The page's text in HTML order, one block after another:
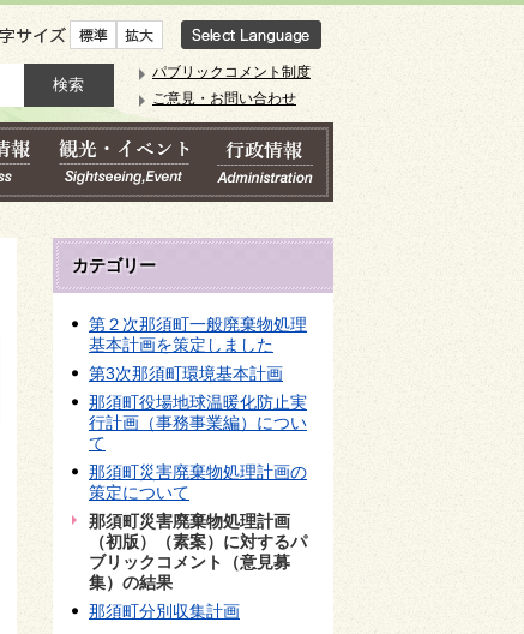
文字サイズ
パブリックコメント制度
ご意見・お問い合わせ
カテゴリー
第２次那須町一般廃棄物処理
基本計画を策定しました
第3次那須町環境基本計画
那須町役場地球温暖化防止実
行計画（事務事業編）につい
て
那須町災害廃棄物処理計画の
策定について
那須町災害廃棄物処理計画
（初版）（素案）に対するパ
ブリックコメント（意見募
集）の結果
那須町分別収集計画